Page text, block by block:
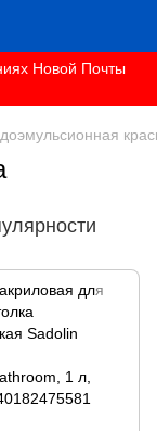
Новой Почты